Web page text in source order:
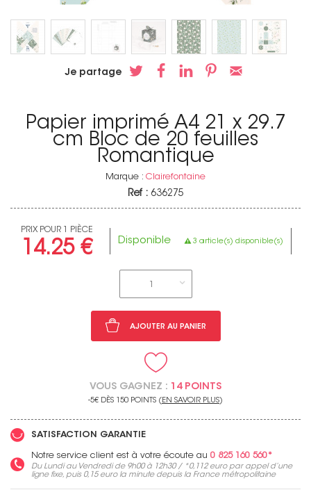
Je partage
Papier imprimé A4 21 x 29.7
cm Bloc de 20 feuilles
Romantique
Marque : Clairefontaine
Ref : 636275
PRIX POUR 1 PIÈCE
14.25 € Disponible 3 article(s) disponible(s)
AJOUTER AU PANIER
VOUS GAGNEZ : 14 POINTS
-5€ DÈS 150 POINTS ( EN SAVOIR PLUS)
SATISFACTION GARANTIE
Notre service client est à votre écoute au 0 825 160 560*
Du Lundi au Vendredi de 9h00 à 12h30 / *0,112 europar appel d’une
ligne fixe, puis 0,15 eurola minute depuis la France métropolitaine